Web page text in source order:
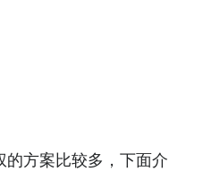
的方案比较多，下面介